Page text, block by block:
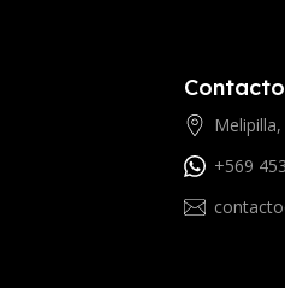
Contacto
Melipilla,
+569